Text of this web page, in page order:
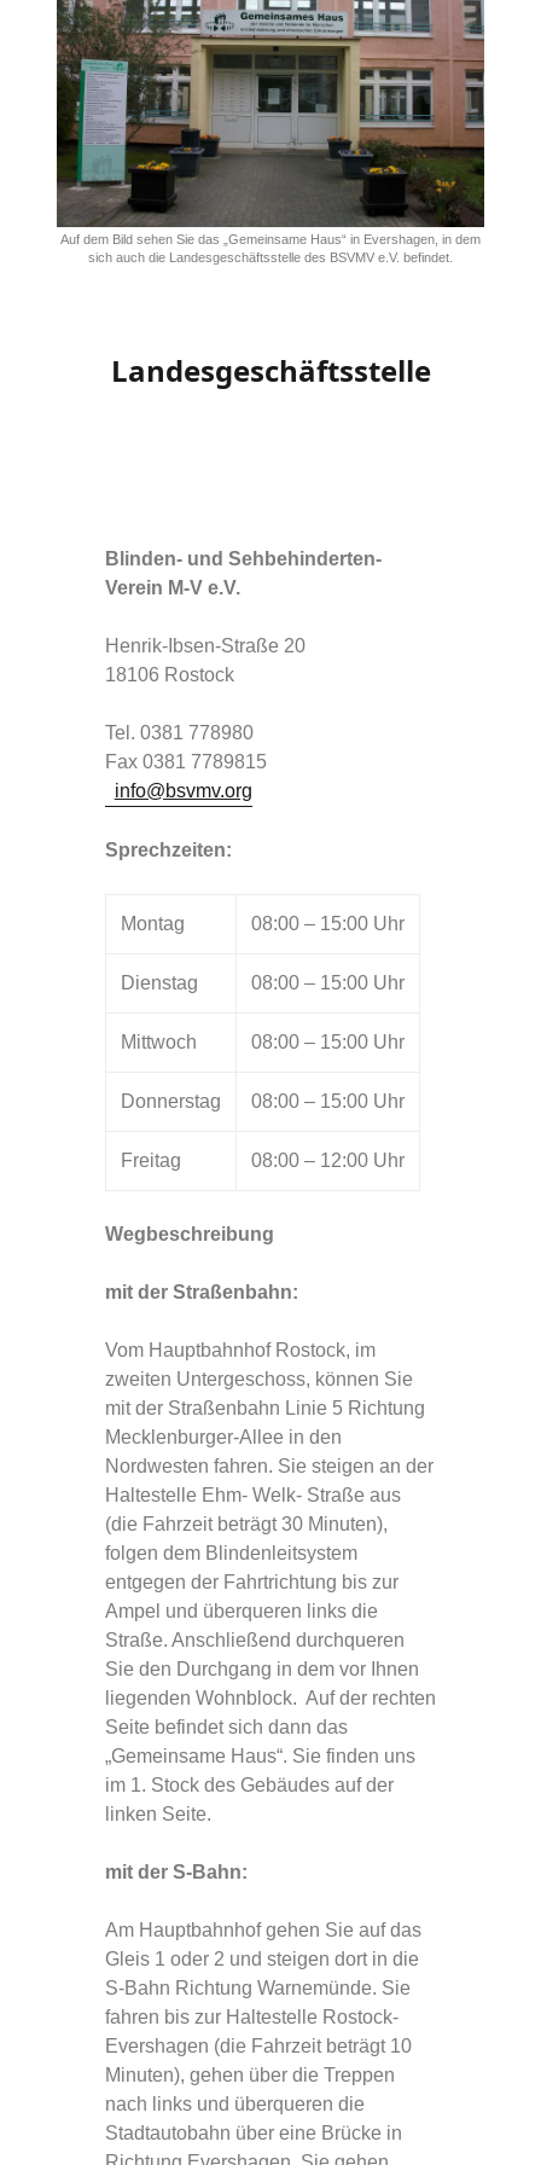
Auf dem Bild sehen Sie das „Gemeinsame Haus“ in Evershagen, in dem
sich auch die Landesgeschäftsstelle des BSVMV e.V. befindet.
Landesgeschäftsstelle
Blinden- und Sehbehinderten-
Verein M-V e.V.
Henrik-Ibsen-Straße 20
18106 Rostock
Tel. 0381 778980
Fax 0381 7789815
info@bsvmv.org
Sprechzeiten:
Montag 08:00 – 15:00 Uhr
Dienstag 08:00 – 15:00 Uhr
Mittwoch 08:00 – 15:00 Uhr
Donnerstag 08:00 – 15:00 Uhr
Freitag 08:00 – 12:00 Uhr
Wegbeschreibung
mit der Straßenbahn:
Vom Hauptbahnhof Rostock, im
zweiten Untergeschoss, können Sie
mit der Straßenbahn Linie 5 Richtung
Mecklenburger-Allee in den
Nordwesten fahren. Sie steigen an der
Haltestelle Ehm- Welk- Straße aus
(die Fahrzeit beträgt 30 Minuten),
folgen dem Blindenleitsystem
entgegen der Fahrtrichtung bis zur
Ampel und überqueren links die
Straße. Anschließend durchqueren
Sie den Durchgang in dem vor Ihnen
liegenden Wohnblock. Auf der rechten
Seite befindet sich dann das
„Gemeinsame Haus“. Sie finden uns
im 1. Stock des Gebäudes auf der
linken Seite.
mit der S-Bahn:
Am Hauptbahnhof gehen Sie auf das
Gleis 1 oder 2 und steigen dort in die
S-Bahn Richtung Warnemünde. Sie
fahren bis zur Haltestelle Rostock-
Evershagen (die Fahrzeit beträgt 10
Minuten), gehen über die Treppen
nach links und überqueren die
Stadtautobahn über eine Brücke in